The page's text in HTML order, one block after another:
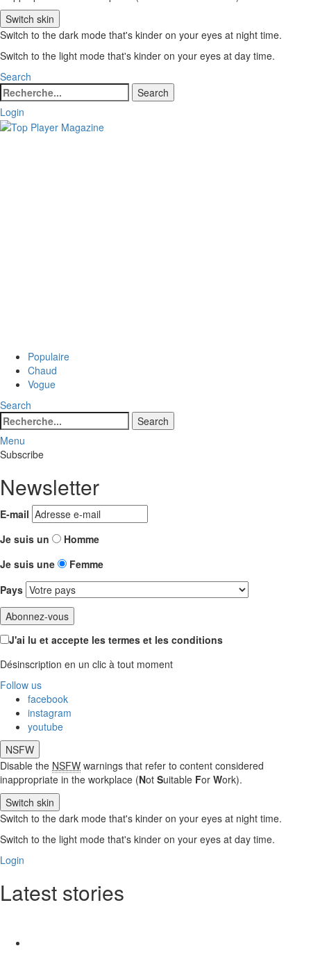
Switch skin
Switch to the dark mode that's kinder on your eyes at night time.
Switch to the light mode that's kinder on your eyes at day time.
Search
Search
for:
Search
Login
Populaire
Chaud
Vogue
Search
Search
for:
Search
Menu
Subscribe
Newsletter
E-mail
Je suis un
Homme
Je suis une
Femme
Pays
J'ai lu et accepte les termes et les conditions
Désinscription en un clic à tout moment
Follow us
facebook
instagram
youtube
NSFW
Disable the NSFW warnings that refer to content considered
inappropriate in the workplace (Not Suitable For Work).
Switch skin
Switch to the dark mode that's kinder on your eyes at night time.
Switch to the light mode that's kinder on your eyes at day time.
Login
Latest stories